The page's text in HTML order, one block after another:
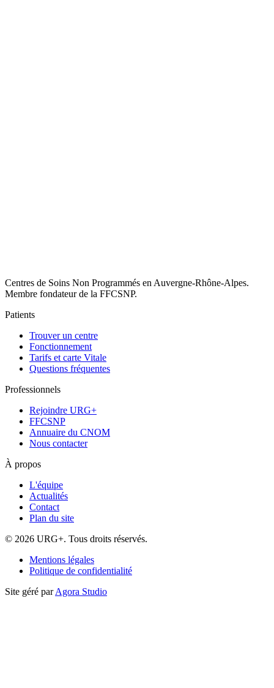
Centres de Soins Non Programmés en Auvergne-Rhône-Alpes.
Membre fondateur de la FFCSNP.
Patients
Trouver un centre
Fonctionnement
Tarifs et carte Vitale
Questions fréquentes
Professionnels
Rejoindre URG+
FFCSNP
Annuaire du CNOM
Nous contacter
À propos
L'équipe
Actualités
Contact
Plan du site
© 2026 URG+. Tous droits réservés.
Mentions légales
Politique de confidentialité
Site géré parAgora Studio